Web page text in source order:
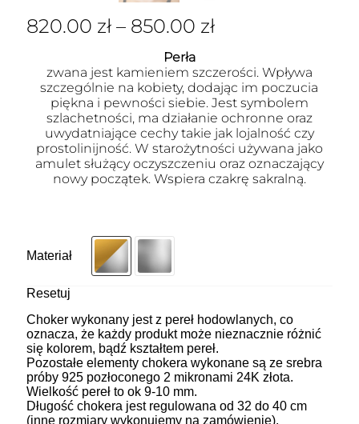
820.00 zł – 850.00 zł
Perła
zwana jest kamieniem szczerości. Wpływa
szczególnie na kobiety, dodając im poczucia
piękna i pewności siebie. Jest symbolem
szlachetności, ma działanie ochronne oraz
uwydatniające cechy takie jak lojalność czy
prostolinijność. W starożytności używana jako
amulet służący oczyszczeniu oraz oznaczający
nowy początek. Wspiera czakrę sakralną.
Materiał
Resetuj
Choker wykonany jest z pereł hodowlanych, co
oznacza, że każdy produkt może nieznacznie różnić
się kolorem, bądź kształtem pereł.
Pozostałe elementy chokera wykonane są ze srebra
próby 925 pozłoconego 2 mikronami 24K złota.
Wielkość pereł to ok 9-10 mm.
Długość chokera jest regulowana od 32 do 40 cm
(inne rozmiary wykonujemy na zamówienie).